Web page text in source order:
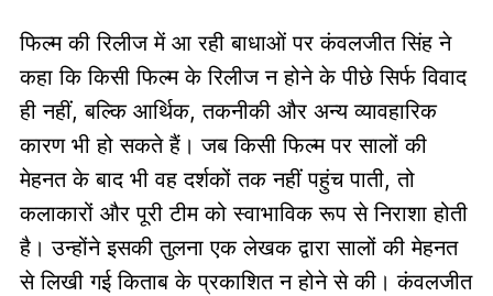
फिल्म की रिलीज में आ रही बाधाओं पर कंवलजीत सिंह ने
कहा कि किसी फिल्म के रिलीज न होने के पीछे सिर्फ विवाद
ही नहीं, बल्कि आर्थिक, तकनीकी और अन्य व्यावहारिक
कारण भी हो सकते हैं। जब किसी फिल्म पर सालों की
मेहनत के बाद भी वह दर्शकों तक नहीं पहुंच पाती, तो
कलाकारों और पूरी टीम को स्वाभाविक रूप से निराशा होती
है। उन्होंने इसकी तुलना एक लेखक द्वारा सालों की मेहनत
से लिखी गई किताब के प्रकाशित न होने से की। कंवलजीत